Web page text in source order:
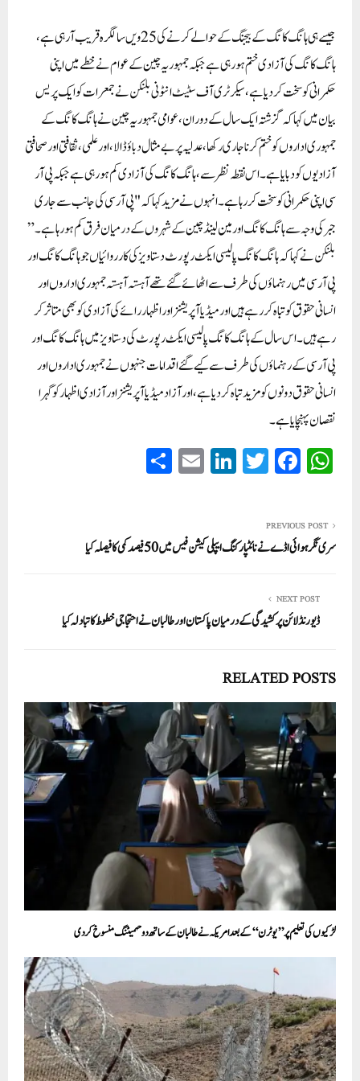
جیسے ہی ہانگ کانگ کے بیجنگ کے حوالے کرنے کی 25 ویں سالگرہ قریب آ رہی ہے،
ہانگ کانگ کی آزادی ختم ہو رہی ہے جبکہ جمہوریہ چین کے عوام نے خطے میں اپنی
حکمرانی کو سخت کر دیا ہے، سیکرٹری آف سٹیٹ انٹونی بلنکن نے جمعرات کو ایک پریس
بیان میں کہا کہ گزشتہ ایک سال کے دوران، عوامی جمہوریہ چین نے ہانگ کانگ کے
جمہوری اداروں کو ختم کرنا جاری رکھا، عدلیہ پر بے مثال دباؤ ڈالا، اور علمی، ثقافتی اور صحافتی
آزادیوں کو دبایا ہے ۔ اس نقطہ نظر سے، ہانگ کانگ کی آزادی کم ہو رہی ہے جبکہ پی آر
سی اپنی حکمرانی کو سخت کر رہا ہے۔ انہوں نے مزید کہا کہ "پی آر سی کی جانب سے جاری
جبر کی وجہ سے ہانگ کانگ اور مین لینڈ چین کے شہروں کے درمیان فرق کم ہو رہا ہے۔”
بلنکن نے کہا کہ ہانگ کانگ پالیسی ایکٹ رپورٹ دستاویز کی کارروائیاں جو ہانگ کانگ اور
پی آر سی میں رہنماؤں کی طرف سے اٹھائے گئے تھے آہستہ آہستہ جمہوری اداروں اور
انسانی حقوق کو تباہ کر رہے ہیں اور میڈیا آپریشنز اور اظہار رائے کی آزادی کو بھی متاثر کر
رہے ہیں۔ اس سال کے ہانگ کانگ پالیسی ایکٹ رپورٹ کی دستاویز میں ہانگ کانگ اور
پی آر سی کے رہنماؤں کی طرف سے کیے گئے اقدامات جنہوں نے جمہوری اداروں اور
انسانی حقوق دونوں کو مزید تباہ کر دیا ہے، اور آزاد میڈیا آپریشنز اور آزادی اظہار کو گہرا
نقصان پہنچایا ہے۔
W
ha
A
pp
Fa
ce
ok
T
wi
r
Li
nk
In
E
m
PREVIOUS POST
سری نگر ہوائی اڈے نے نائٹپارکنگ ایپلی کیشن فیس میں 50 فیصد کمی کا فیصلہ کیا
NEXT POST
ڈیورنڈ لائن پر کشیدگی کے درمیان پاکستان اور طالبان نے احتجاجی خطوط کا تبادلہ کیا
RELATED POSTS
لڑکیوں کی تعلیم پر’’ یو ٹرن‘‘کے بعد امریکہ نے طالبان کے ساتھ دوحہمیٹنگ منسوخ کر دی